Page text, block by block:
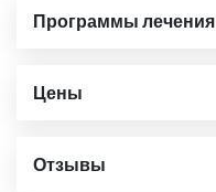
Программы лечения
Цены
Отзывы